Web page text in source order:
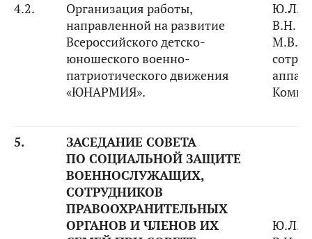
4.2.
Организация работы,
направленной на развитие
Всероссийского детско-
юношеского военно-
патриотического движения
«ЮНАРМИЯ».
Ю.Л.
В.Н.
М.В.
5.
ЗАСЕДАНИЕ СОВЕТА
ПО СОЦИАЛЬНОЙ ЗАЩИТЕ
ВОЕННОСЛУЖАЩИХ,
СОТРУДНИКОВ
ПРАВООХРАНИТЕЛЬНЫХ
ОРГАНОВ И ЧЛЕНОВ ИХ
Ю.Л.